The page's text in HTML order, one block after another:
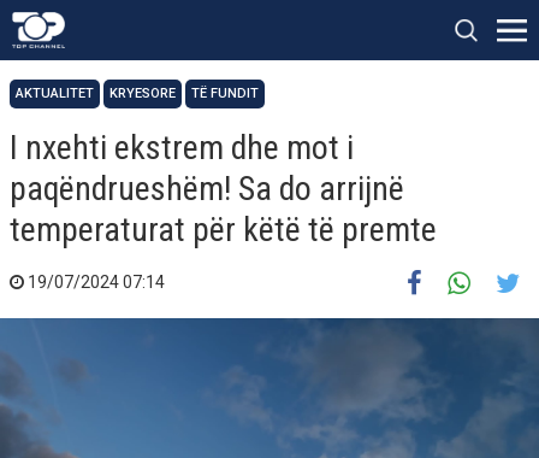
AKTUALITET KRYESORE TË FUNDIT
I nxehti ekstrem dhe mot i
paqëndrueshëm! Sa do arrijnë
temperaturat për këtë të premte
19/07/2024 07:14